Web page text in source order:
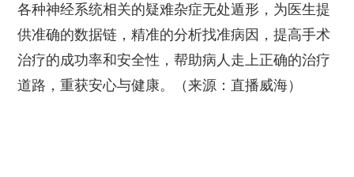
各种神经系统相关的疑难杂症无处遁形，为医生提
供准确的数据链，精准的分析找准病因，提高手术
治疗的成功率和安全性，帮助病人走上正确的治疗
道路，重获安心与健康。（来源：直播威海）